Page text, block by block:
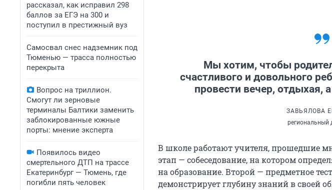
рассказал, как исправил 298
баллов за ЕГЭ на 300 и
поступил в престижный вуз
Самосвал снес надземник под
Тюменью — трасса полностью
перекрыта
Вопрос на триллион.
Смогут ли зерновые
терминалы Балтики заменить
заблокированные южные
порты: мнение эксперта
Появилось видео
смертельного ДТП на трассе
Екатеринбург — Тюмень, где
погибли пять человек
Мы хотим, чтобы
счастливого и довольного
провести вечер, отдыхая,
ЗАВЬЯЛОВА
региональный
В школе работают учителя, прошедшие
этап — собеседование, на котором
на образование. Второй — предметное
демонстрирует глубину знаний в своей